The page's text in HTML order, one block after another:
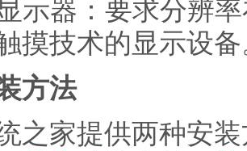
器：要求分辨率
摸技术的显示设
法
家提供两种安装